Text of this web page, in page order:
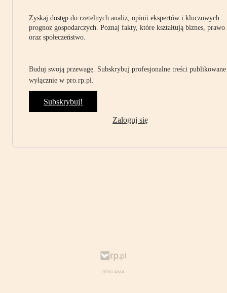
Zyskaj dostęp do rzetelnych analiz, opinii ekspertów i kluczowych
prognoz gospodarczych. Poznaj fakty, które kształtują biznes, prawo
oraz społeczeństwo.
Buduj swoją przewagę. Subskrybuj profesjonalne treści publikowane
wyłącznie w pro.rp.pl.
Subskrybuj!
Zaloguj się